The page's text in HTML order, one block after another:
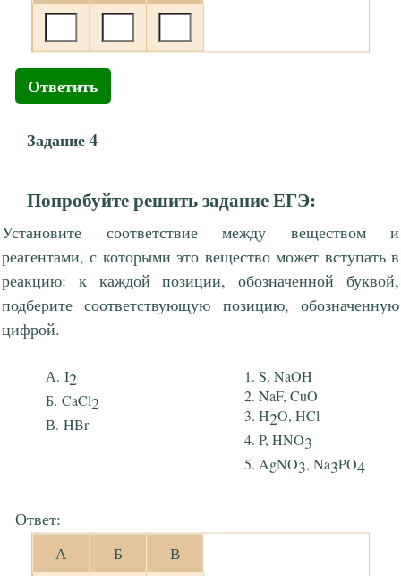
Ответить
Задание 4
Попробуйте решить задание ЕГЭ:
Установите соответствие между веществом и
реагентами, с которыми это вещество может вступать в
реакцию: к каждой позиции, обозначенной буквой,
подберите соответствующую позицию, обозначенную
цифрой.
I2
CaCl2
HBr
S, NaOH
NaF, CuO
H2O, HCl
P, HNO3
AgNO3, Na3PO4
Ответ:
А Б В